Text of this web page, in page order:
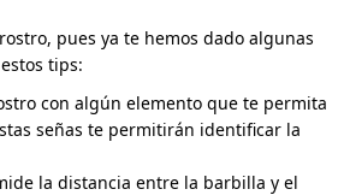
pues ya te hemos dado algunas
tips:
con algún elemento que te permita
señas te permitirán identificar la
la distancia entre la barbilla y el